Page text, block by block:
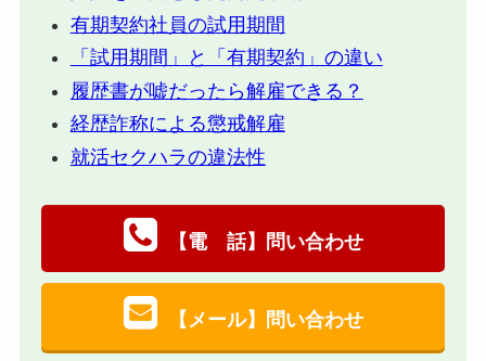
有期契約社員の試用期間
「試用期間」と「有期契約」の違い
履歴書が嘘だったら解雇できる？
経歴詐称による懲戒解雇
就活セクハラの違法性
【電 話】問い合わせ
【メール】問い合わせ